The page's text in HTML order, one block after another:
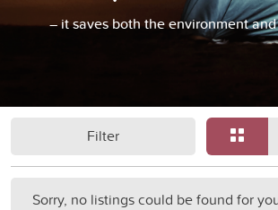
– it saves both the environment
Filter
Sorry, no listings could be found for